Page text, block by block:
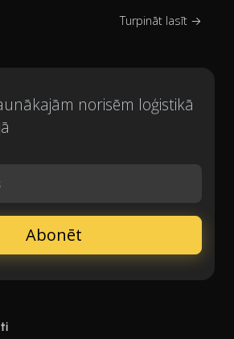
Turpināt lasīt →
norisēm loģistikā